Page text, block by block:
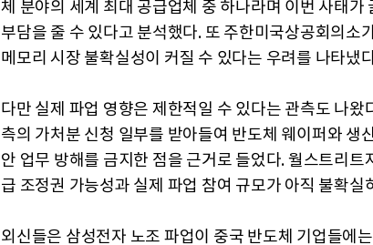
체 분야의 세계 최대 공급업체 중 하나라며 이번 사태가
부담을 줄 수 있다고 분석했다. 또 주한미국상공회의소
메모리 시장 불확실성이 커질 수 있다는 우려를 나타냈
다만 실제 파업 영향은 제한적일 수 있다는 관측도 나왔
측의 가처분 신청 일부를 받아들여 반도체 웨이퍼와 생
안 업무 방해를 금지한 점을 근거로 들었다. 월스트리트
급 조정권 가능성과 실제 파업 참여 규모가 아직 불확실
외신들은 삼성전자 노조 파업이 중국 반도체 기업들에